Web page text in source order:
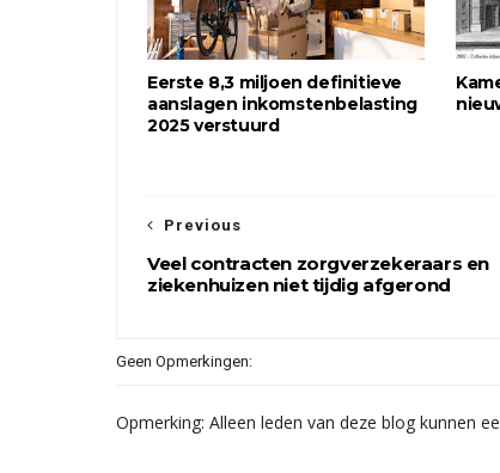
Eerste 8,3 miljoen definitieve
aanslagen inkomstenbelasting
2025 verstuurd
Previous
Veel contracten zorgverzekeraars en
ziekenhuizen niet tijdig afgerond
Geen Opmerkingen:
Opmerking: Alleen leden van deze blog kunnen